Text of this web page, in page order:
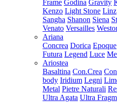
Frame Godina Gravity
Kenzo Light Stone Linz
Sangha Shanon Siena
Venato Versailles
Ariana
Concrea Dorica Epoque
Futura Legend Luce
Ariostea
Basaltina Con.Crea
body Iridium Legni
Metal Pietre Naturali
Ultra Agata Ultra